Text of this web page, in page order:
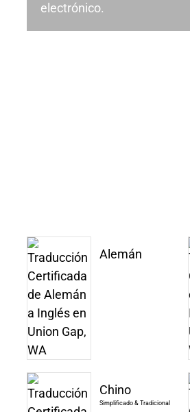
electrónico.
Alemán
Chino
Simplificado & Tradicional